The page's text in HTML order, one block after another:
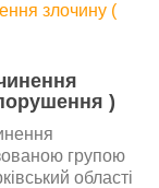
)
групою
області